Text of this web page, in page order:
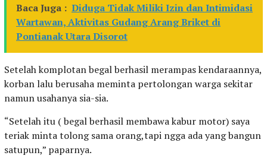
Baca Juga : Diduga Tidak Miliki Izin dan Intimidasi
Wartawan, Aktivitas Gudang Arang Briket di
Pontianak Utara Disorot
Setelah komplotan begal berhasil merampas kendaraannya,
korban lalu berusaha meminta pertolongan warga sekitar
namun usahanya sia-sia.
“Setelah itu ( begal berhasil membawa kabur motor) saya
teriak minta tolong sama orang,tapi ngga ada yang bangun
satupun,” paparnya.